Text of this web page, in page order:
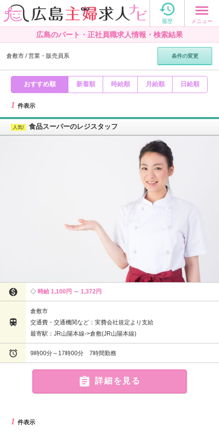

履歴 メニュー
広島のパート・正社員職求人情報・検索結果
倉敷市 営業・販売員系 条件の変更
おすすめ順 新着順 時給順 月給順 日給順
1 件表示
食品スーパーのレジスタッフ
 時給 1,100円 ～ 1,372円

倉敷市
交通費・交通機関など：実費会社規定より支給
最寄駅：JR山陽本線->倉敷(JR山陽本線)
 9時00分～17時00分 7時間勤務
 詳細を見る
1 件表示